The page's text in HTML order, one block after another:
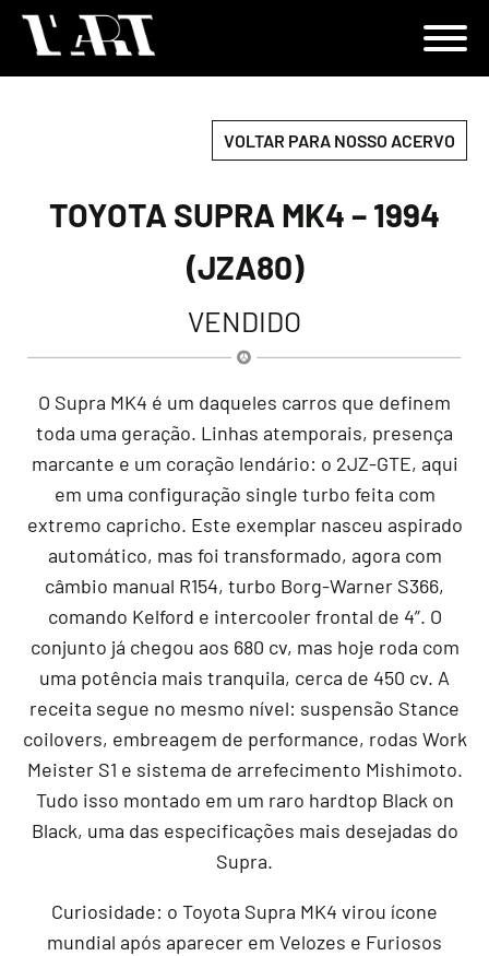
VOLTAR PARA NOSSO ACERVO
TOYOTA SUPRA MK4 – 1994
(JZA80)
VENDIDO
O Supra MK4 é um daqueles carros que definem
toda uma geração. Linhas atemporais, presença
marcante e um coração lendário: o 2JZ-GTE, aqui
em uma configuração single turbo feita com
extremo capricho. Este exemplar nasceu aspirado
automático, mas foi transformado, agora com
câmbio manual R154, turbo Borg-Warner S366,
comando Kelford e intercooler frontal de 4”. O
conjunto já chegou aos 680 cv, mas hoje roda com
uma potência mais tranquila, cerca de 450 cv. A
receita segue no mesmo nível: suspensão Stance
coilovers, embreagem de performance, rodas Work
Meister S1 e sistema de arrefecimento Mishimoto.
Tudo isso montado em um raro hardtop Black on
Black, uma das especificações mais desejadas do
Supra.
Curiosidade: o Toyota Supra MK4 virou ícone
mundial após aparecer em Velozes e Furiosos